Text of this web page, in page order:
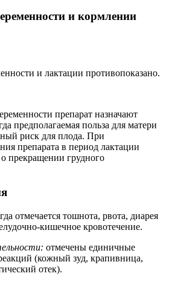
и кормлении
и лактации противопоказано.
препарат назначают
предполагаемая польза для матери
риск для плода. При
препарата в период лактации
прекращении грудного
отмечается тошнота, рвота, диарея
кишечное кровотечение.
отмечены единичные
(кожный зуд, крапивница,
отек).